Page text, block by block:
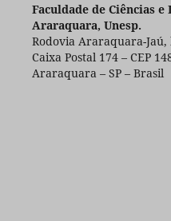
Faculdade de Ciências e
Araraquara, Unesp.
Rodovia Araraquara-Jaú,
Caixa Postal 174 – CEP
Araraquara – SP – Brasil